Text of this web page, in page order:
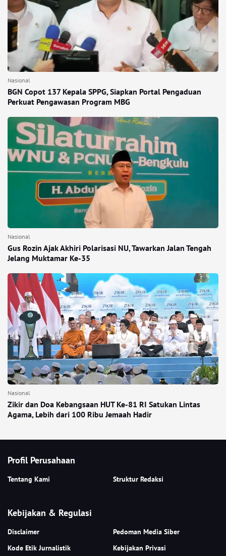
Nasional
BGN Copot 137 Kepala SPPG, Siapkan Portal Pengaduan
Perkuat Pengawasan Program MBG
Nasional
Gus Rozin Ajak Akhiri Polarisasi NU, Tawarkan Jalan Tengah
Jelang Muktamar Ke-35
Nasional
Zikir dan Doa Kebangsaan HUT Ke-81 RI Satukan Lintas
Agama, Lebih dari 100 Ribu Jemaah Hadir
Profil Perusahaan
Tentang Kami Struktur Redaksi
Kebijakan & Regulasi
Disclaimer
Pedoman Media Siber
Kode Etik Jurnalistik
Kebijakan Privasi